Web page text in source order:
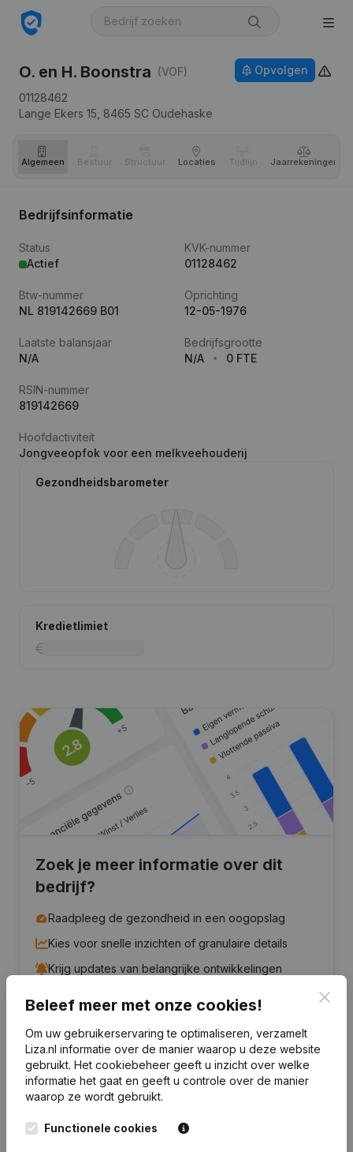
O. en H. Boonstra (VOF)
01128462
Lange Ekers 15, 8465 SC Oudehaske
Opvolgen
Algemeen Bestuur Structuur Locaties Tijdlijn Jaar­rekeningen
Bedrijfsinformatie
Status
Actief
KVK-nummer
01128462
Btw-nummer
NL 819142669 B01
Oprichting
12-05-1976
Laatste balansjaar
N/A
Bedrijfsgrootte
N/A
0 FTE
RSIN-nummer
819142669
Hoofdactiviteit
Jongveeopfok voor een melkveehouderij
Gezondheidsbarometer
Kredietlimiet
Zoek je meer informatie over dit
bedrijf?
Raadpleeg de gezondheid in een oogopslag
Kies voor snelle inzichten of granulaire details
Krijg updates van belangrijke ontwikkelingen
Probeer gratis Meer ontdekken
7 dagen gratis proefperiode, geen kredietkaart vereist.
Veelgestelde vragen
Beleef meer met onze cookies!
Om uw gebruikerservaring te optimaliseren, verzamelt
Liza.nl informatie over de manier waarop u deze website
gebruikt. Het cookiebeheer geeft u inzicht over welke
informatie het gaat en geeft u controle over de manier
waarop ze wordt gebruikt.
Functionele cookies